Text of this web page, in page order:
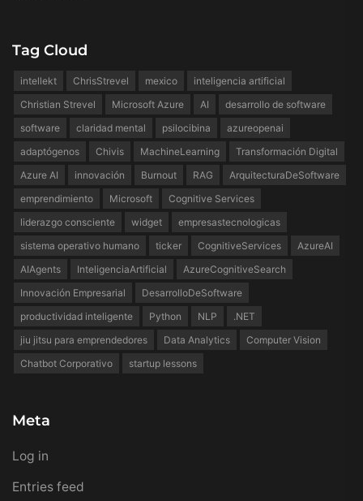
Tag Cloud
intellekt ChrisStrevel mexico
inteligencia artificial
Christian Strevel
Microsoft Azure AI
desarrollo de software
software
claridad mental psilocibina
azureopenai
adaptógenos
Chivis MachineLearning
Transformación Digital
Azure AI
innovación Burnout RAG
ArquitecturaDeSoftware
emprendimiento
Microsoft
Cognitive Services
liderazgo consciente
widget
empresastecnologicas
sistema operativo humano
ticker CognitiveServices
AzureAI
AIAgents
InteligenciaArtificial
AzureCognitiveSearch
Innovación Empresarial
DesarrolloDeSoftware
productividad inteligente
Python NLP
.NET
jiu jitsu para emprendedores
Data Analytics
Computer Vision
Chatbot Corporativo
startup lessons
Meta
Log in
Entries feed